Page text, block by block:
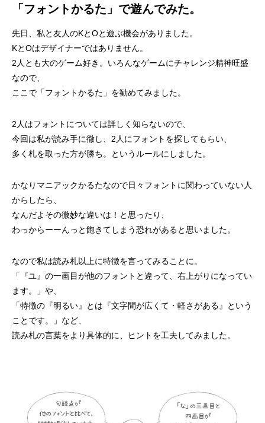
「フォントかるた」で遊んでみた。
先日、私と友人のKとOと遊ぶ機会がありました。
KとOはデザイナーではありません。
2人とも大のゲーム好き。いろんなゲームにチャレンジ精神旺盛
なので、
ここで「フォントかるた」を勧めてみました。
2人はフォントについては詳しく知らないので、
今回は私が読み手に徹し、2人にフォントを探してもらい、
多く札を取った方が勝ち。というルールにしました。
かなりマニアックかるたなので日々フォントに関わっていない人
からしたら、
なんだよその微妙な違いは！と思ったり、
わっからーーんっと飽きてしまう恐れがあると思いました。
なので私は読み札以上に特徴を言ってみることに。
「『ユ』の一画目が他のフォントと違って、右上がりになってい
ます。」や、
「特徴の『明るい』とは『文字間が広くて・軽さがある』という
ことです。」など、
読み札の言葉をより具体的に、ヒントを工夫してみました。